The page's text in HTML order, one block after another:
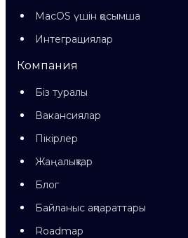
MacOS үшін қосымша
Интеграциялар
Компания
Біз туралы
Вакансиялар
Пікірлер
Жаңалықтар
Блог
Байланыс ақпараттары
Roadmap